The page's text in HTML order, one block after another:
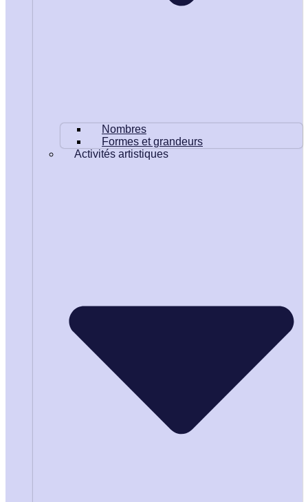
Nombres
Formes et grandeurs
Activités artistiques